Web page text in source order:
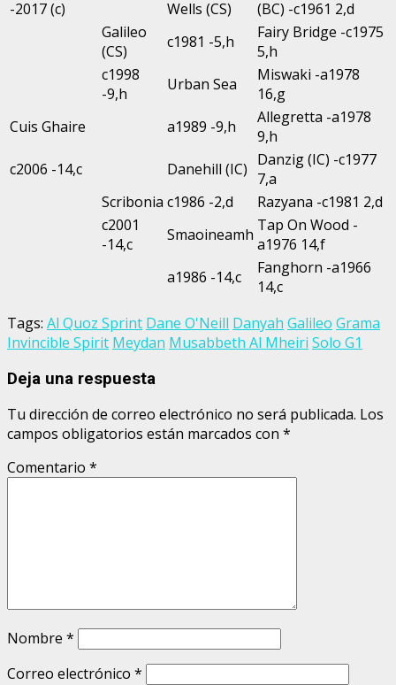
-2017 (c)
Wells (CS)
(BC) -c1961 2,d
Galileo
(CS)
c1981 -5,h
Fairy Bridge -c1975
5,h
c1998
-9,h
Urban Sea
Miswaki -a1978
16,g
Cuis Ghaire
a1989 -9,h
Allegretta -a1978
9,h
c2006 -14,c
Danehill (IC) Danzig (IC) -c1977
7,a
Scribonia c1986 -2,d
Razyana -c1981 2,d
c2001
-14,c
Smaoineamh Tap On Wood -
a1976 14,f
a1986 -14,c
Fanghorn -a1966
14,c
Tags: Al Quoz Sprint Dane O'Neill Danyah Galileo Grama
Invincible Spirit Meydan Musabbeth Al Mheiri Solo G1
Deja una respuesta
Tu dirección de correo electrónico no será publicada. Los
campos obligatorios están marcados con *
Comentario *
Nombre *
Correo electrónico *